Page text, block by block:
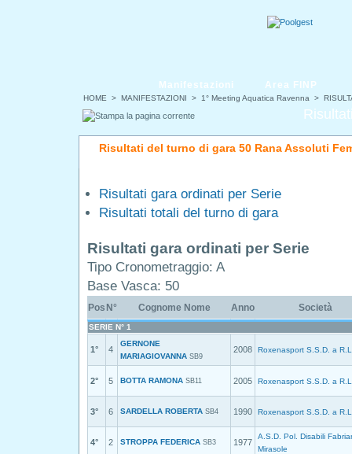
HOME > MANIFESTAZIONI > 1° Meeting Aquatica Ravenna >
Manifestazioni Area FINP
Risultati del turno di gara 50 Rana Assoluti
Risultati gara ordinati per Serie
Risultati totali del turno di gara
Risultati gara ordinati per Serie
Tipo Cronometraggio: A
Base Vasca: 50
Pos N° Cognome Nome Anno Società
SERIE N° 1
1° 4
GERNONE
MARIAGIOVANNA SB9
2008 Roxenasport S.S.D. a
2° 5 BOTTA RAMONA SB11 2005 Roxenasport S.S.D. a
3° 6 SARDELLA ROBERTA SB4 1990 Roxenasport S.S.D. a
4° 2 STROPPA FEDERICA SB3 1977
A.S.D. Pol. Disabili
Mirasole